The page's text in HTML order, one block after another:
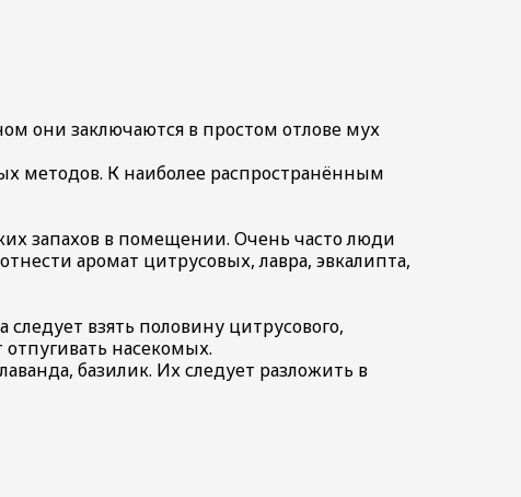
они заключаются в простом отлове мух
методов. К наиболее распространённым
запахов в помещении. Очень часто люди
аромат цитрусовых, лавра, эвкалипта,
взять половину цитрусового,
насекомых.
базилик. Их следует разложить в